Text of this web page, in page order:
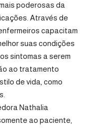
poderosas da
Através de
capacitam
suas condições
sintomas a serem
ao tratamento
de vida, como
Nathalia
ao paciente,